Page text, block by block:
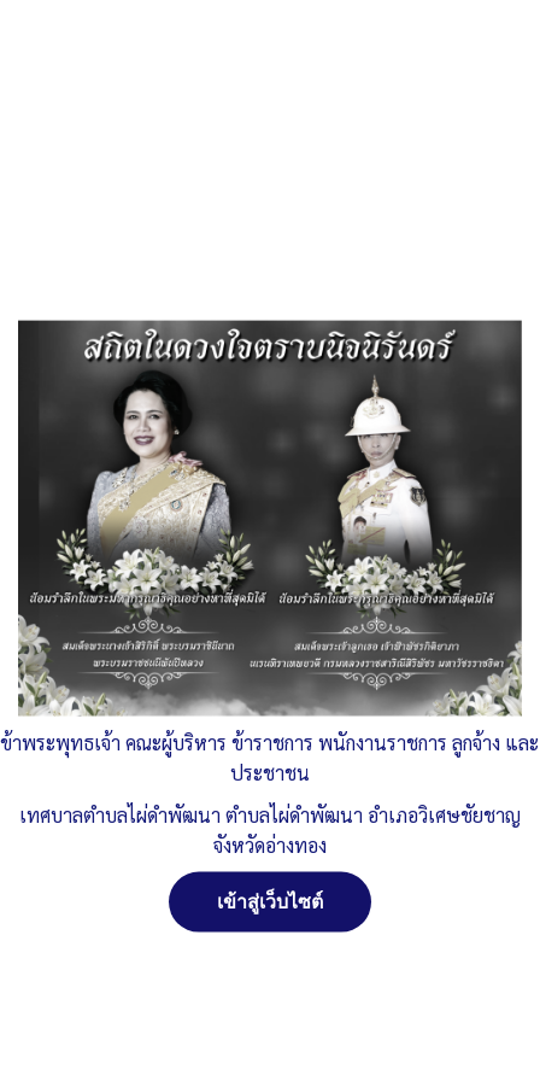
จัดการ การอนุญาตใช้งาน Cookies
เว็บไซต์ เทศบาลตำบลไผ่ดำพัฒนา ตำบลไผ่ดำพัฒนา อำเภอ
วิเศษชัยชาญ จังหวัดอ่างทอง (www.phaidum.go.th) มีการใช้งาน
เทคโนโลยีคุกกี้ หรือ เทคโนโลยีอื่นที่มีลักษณะใกล้เคียงกันกับคุกกี้ บน
มาตรการใช้ดุลยพินิจ
มาตรการเผยแพร่ข้อมูลสาธารณะ
สรุปรายงานข้อมูลเรื่องร้องเรียนการท
จริต
Published, 5 ตุลาคม 2564|By
ทต.ไผ่ดำพัฒนา จ.อ่างทอง
สรุปรายงานข้อมูลเรื่องร้องเรียนการทจริต
ดาวน์โหลด
Post Views:714
Posted inแผนปฏิบัติราชการ ด้านการป้องกัน และ ปราบปราม การ
ทุจริต
ข้าพระพุทธเจ้า คณะผู้บริหาร ข้าราชการ พนักงานราชการ ลูกจ้าง และ
ประชาชน
เทศบาลตำบลไผ่ดำพัฒนา ตำบลไผ่ดำพัฒนา อำเภอวิเศษชัยชาญ
จังหวัดอ่างทอง
เข้าสู่เว็บไซต์